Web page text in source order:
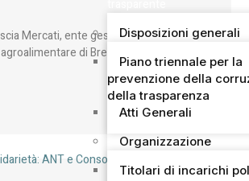
Disposizioni generali
Piano triennale per la
prevenzione della
della trasparenza
Atti Generali
Organizzazione
Titolari di incarichi
Mercati, ente gestore del mercato
di Brescia – secondo…